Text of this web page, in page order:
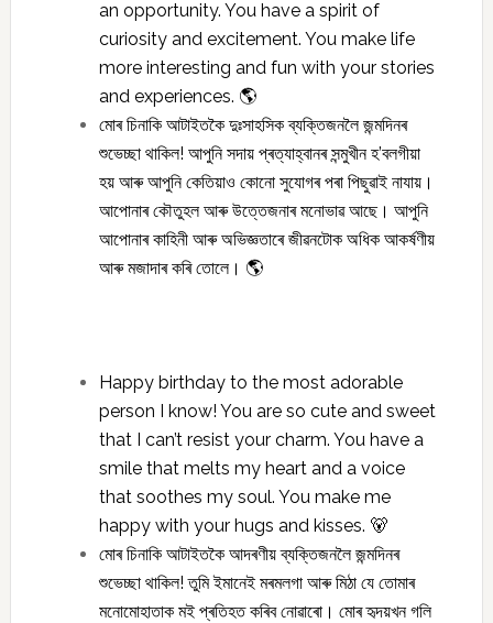
an opportunity. You have a spirit of
curiosity and excitement. You make life
more interesting and fun with your stories
and experiences. 🌎
মোৰ চিনাকি আটাইতকৈ দুঃসাহসিক ব্যক্তিজনলৈ জন্মদিনৰ
শুভেচ্ছা থাকিল! আপুনি সদায় প্ৰত্যাহ্বানৰ সন্মুখীন হ’বলগীয়া
হয় আৰু আপুনি কেতিয়াও কোনো সুযোগৰ পৰা পিছুৱাই নাযায়।
আপোনাৰ কৌতুহল আৰু উত্তেজনাৰ মনোভাৱ আছে। আপুনি
আপোনাৰ কাহিনী আৰু অভিজ্ঞতাৰে জীৱনটোক অধিক আকৰ্ষণীয়
আৰু মজাদাৰ কৰি তোলে। 🌎
Happy birthday to the most adorable
person I know! You are so cute and sweet
that I can’t resist your charm. You have a
smile that melts my heart and a voice
that soothes my soul. You make me
happy with your hugs and kisses. 🐻
মোৰ চিনাকি আটাইতকৈ আদৰণীয় ব্যক্তিজনলৈ জন্মদিনৰ
শুভেচ্ছা থাকিল! তুমি ইমানেই মৰমলগা আৰু মিঠা যে তোমাৰ
মনোমোহাতাক মই প্ৰতিহত কৰিব নোৱাৰো। মোৰ হৃদয়খন গলি